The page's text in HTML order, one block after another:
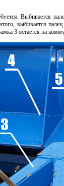
Выбивается
выбивается
3 остается на